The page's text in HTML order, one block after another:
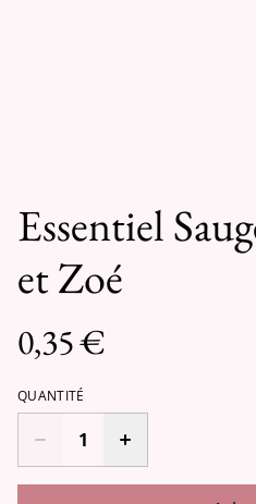
Essentiel
et Zoé
0,35 €
QUANTITÉ